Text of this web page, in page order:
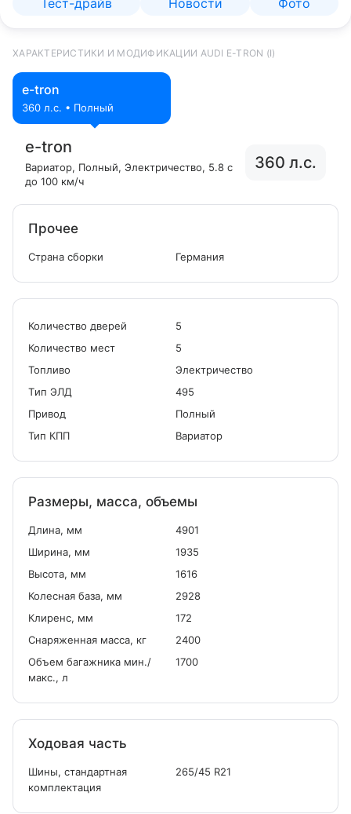
Тест-драйв Новости Фото
ХАРАКТЕРИСТИКИ И МОДИФИКАЦИИ AUDI E-TRON (I)
e-tron
360 л.с. • Полный
e-tron
Вариатор, Полный, Электричество, 5.8 с
до 100 км/ч
360 л.с.
Прочее
Страна сборки Германия
Количество дверей
5
Количество мест
5
Топливо
Электричество
Tип ЭЛД
495
Привод
Полный
Тип КПП
Вариатор
Размеры, масса, объемы
Длина, мм
4901
Ширина, мм
1935
Высота, мм
1616
Колесная база, мм
2928
Клиренс, мм
172
Снаряженная масса, кг
2400
Объем багажника мин./
макс., л
1700
Ходовая часть
Шины, стандартная
комплектация
265/45 R21